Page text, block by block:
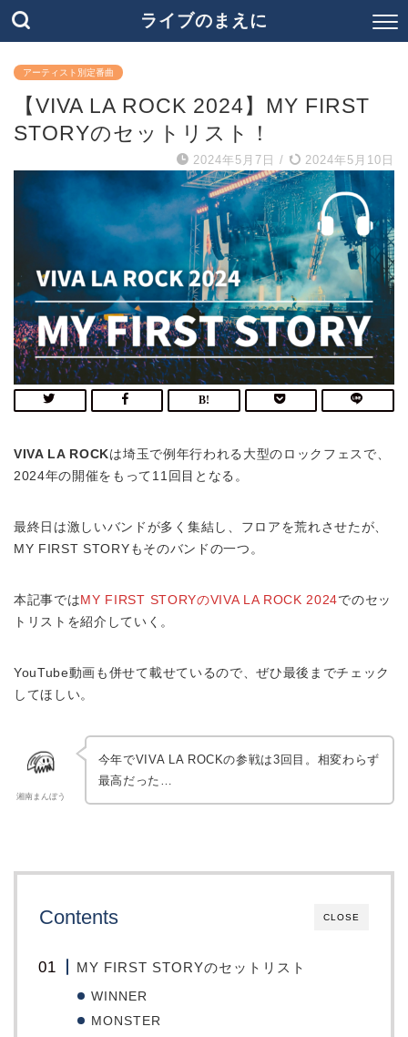
ライブのまえに
アーティスト別定番曲
【VIVA LA ROCK 2024】MY FIRST
STORYのセットリスト！
2024年5月7日 / 2024年5月10日
VIVA LA ROCKは埼玉で例年行われる大型のロックフェスで、
2024年の開催をもって11回目となる。
最終日は激しいバンドが多く集結し、フロアを荒れさせたが、
MY FIRST STORYもそのバンドの一つ。
本記事では MY FIRST STORYのVIVA LA ROCK 2024でのセッ
トリストを紹介していく。
YouTube動画も併せて載せているので、ぜひ最後までチェック
してほしい。
湘南まんぼう
今年でVIVA LA ROCKの参戦は3回目。相変わらず
最高だった…
CLOSE
Contents
MY FIRST STORYのセットリスト
WINNER
MONSTER